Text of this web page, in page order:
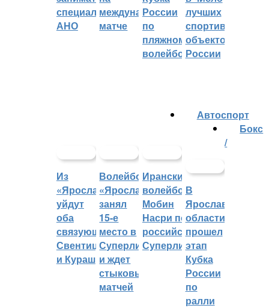
специальное
АНО
международном
матче
России
по
пляжному
волейболу
лучших
спортивных
объектов
России
Из
«Ярославича»
уйдут
оба
связующих:
Свентицкис
и Кураш
Волейбольный
«Ярославич»
занял
15-е
место в
Суперлиге
и ждет
стыковых
матчей
Иранский
волейболист
Мобин
Насри покинет
российскую
Суперлигу
Автоспорт
В
Ярославской
области
прошел
этап
Кубка
России
по
ралли
Бокс
/